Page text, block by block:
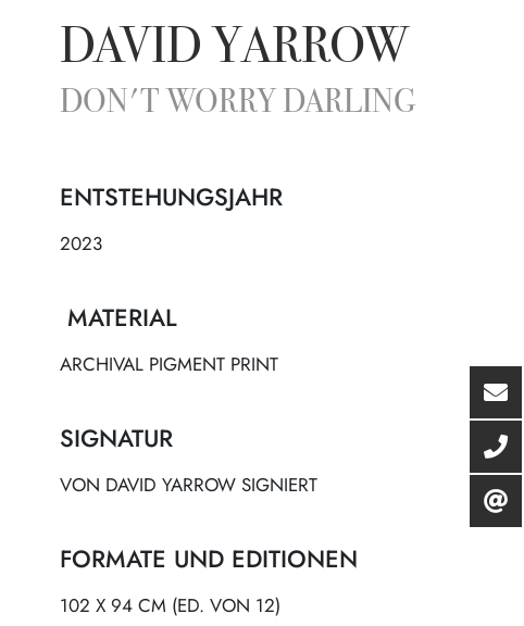
DAVID YARROW
DON'T WORRY DARLING
ENTSTEHUNGSJAHR
2023
MATERIAL
ARCHIVAL PIGMENT PRINT
SIGNATUR
VON DAVID YARROW SIGNIERT
FORMATE UND EDITIONEN
102 X 94 CM (ED. VON 12)